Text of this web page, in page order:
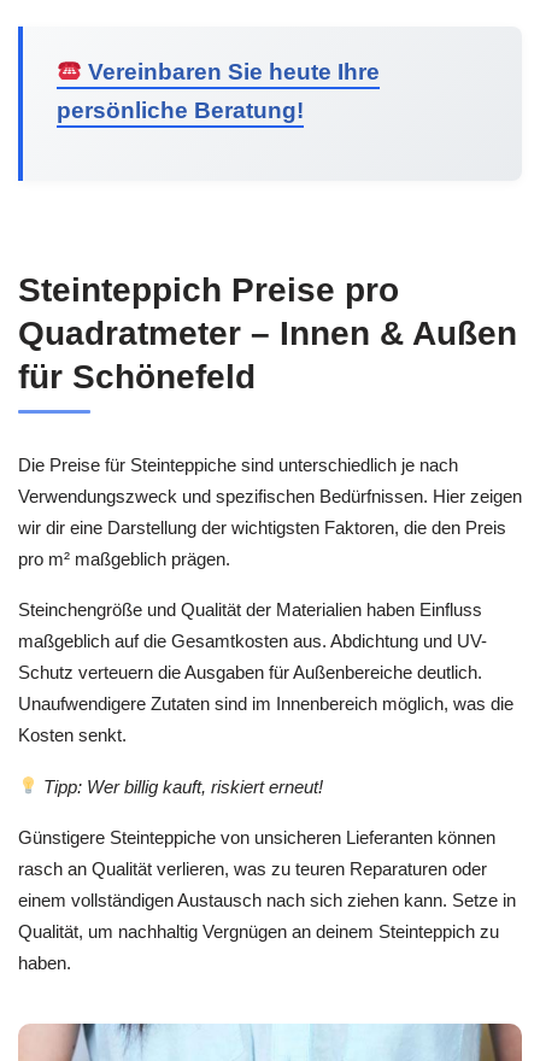
Vereinbaren Sie heute Ihre
persönliche Beratung!
Steinteppich Preise pro
Quadratmeter – Innen & Außen
für Schönefeld
Die Preise für Steinteppiche sind unterschiedlich je nach
Verwendungszweck und spezifischen Bedürfnissen. Hier zeigen
wir dir eine Darstellung der wichtigsten Faktoren, die den Preis
pro m² maßgeblich prägen.
Steinchengröße und Qualität der Materialien haben Einfluss
maßgeblich auf die Gesamtkosten aus. Abdichtung und UV-
Schutz verteuern die Ausgaben für Außenbereiche deutlich.
Unaufwendigere Zutaten sind im Innenbereich möglich, was die
Kosten senkt.
Tipp: Wer billig kauft, riskiert erneut!
Günstigere Steinteppiche von unsicheren Lieferanten können
rasch an Qualität verlieren, was zu teuren Reparaturen oder
einem vollständigen Austausch nach sich ziehen kann. Setze in
Qualität, um nachhaltig Vergnügen an deinem Steinteppich zu
haben.